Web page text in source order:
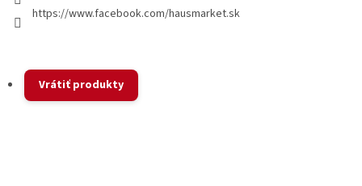
https://www.facebook.com/hausmarket.sk
Vrátiť produkty